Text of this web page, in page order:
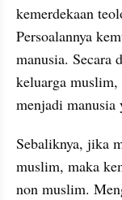
kemerdekaan
Persoalannya
manusia. Secara
keluarga muslim,
menjadi manusia
Sebaliknya, jika
muslim, maka
non muslim.